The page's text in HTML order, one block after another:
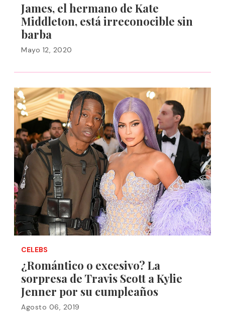
James, el hermano de Kate
Middleton, está irreconocible sin
barba
Mayo 12, 2020
CELEBS
¿Romántico o excesivo? La
sorpresa de Travis Scott a Kylie
Jenner por su cumpleaños
Agosto 06, 2019